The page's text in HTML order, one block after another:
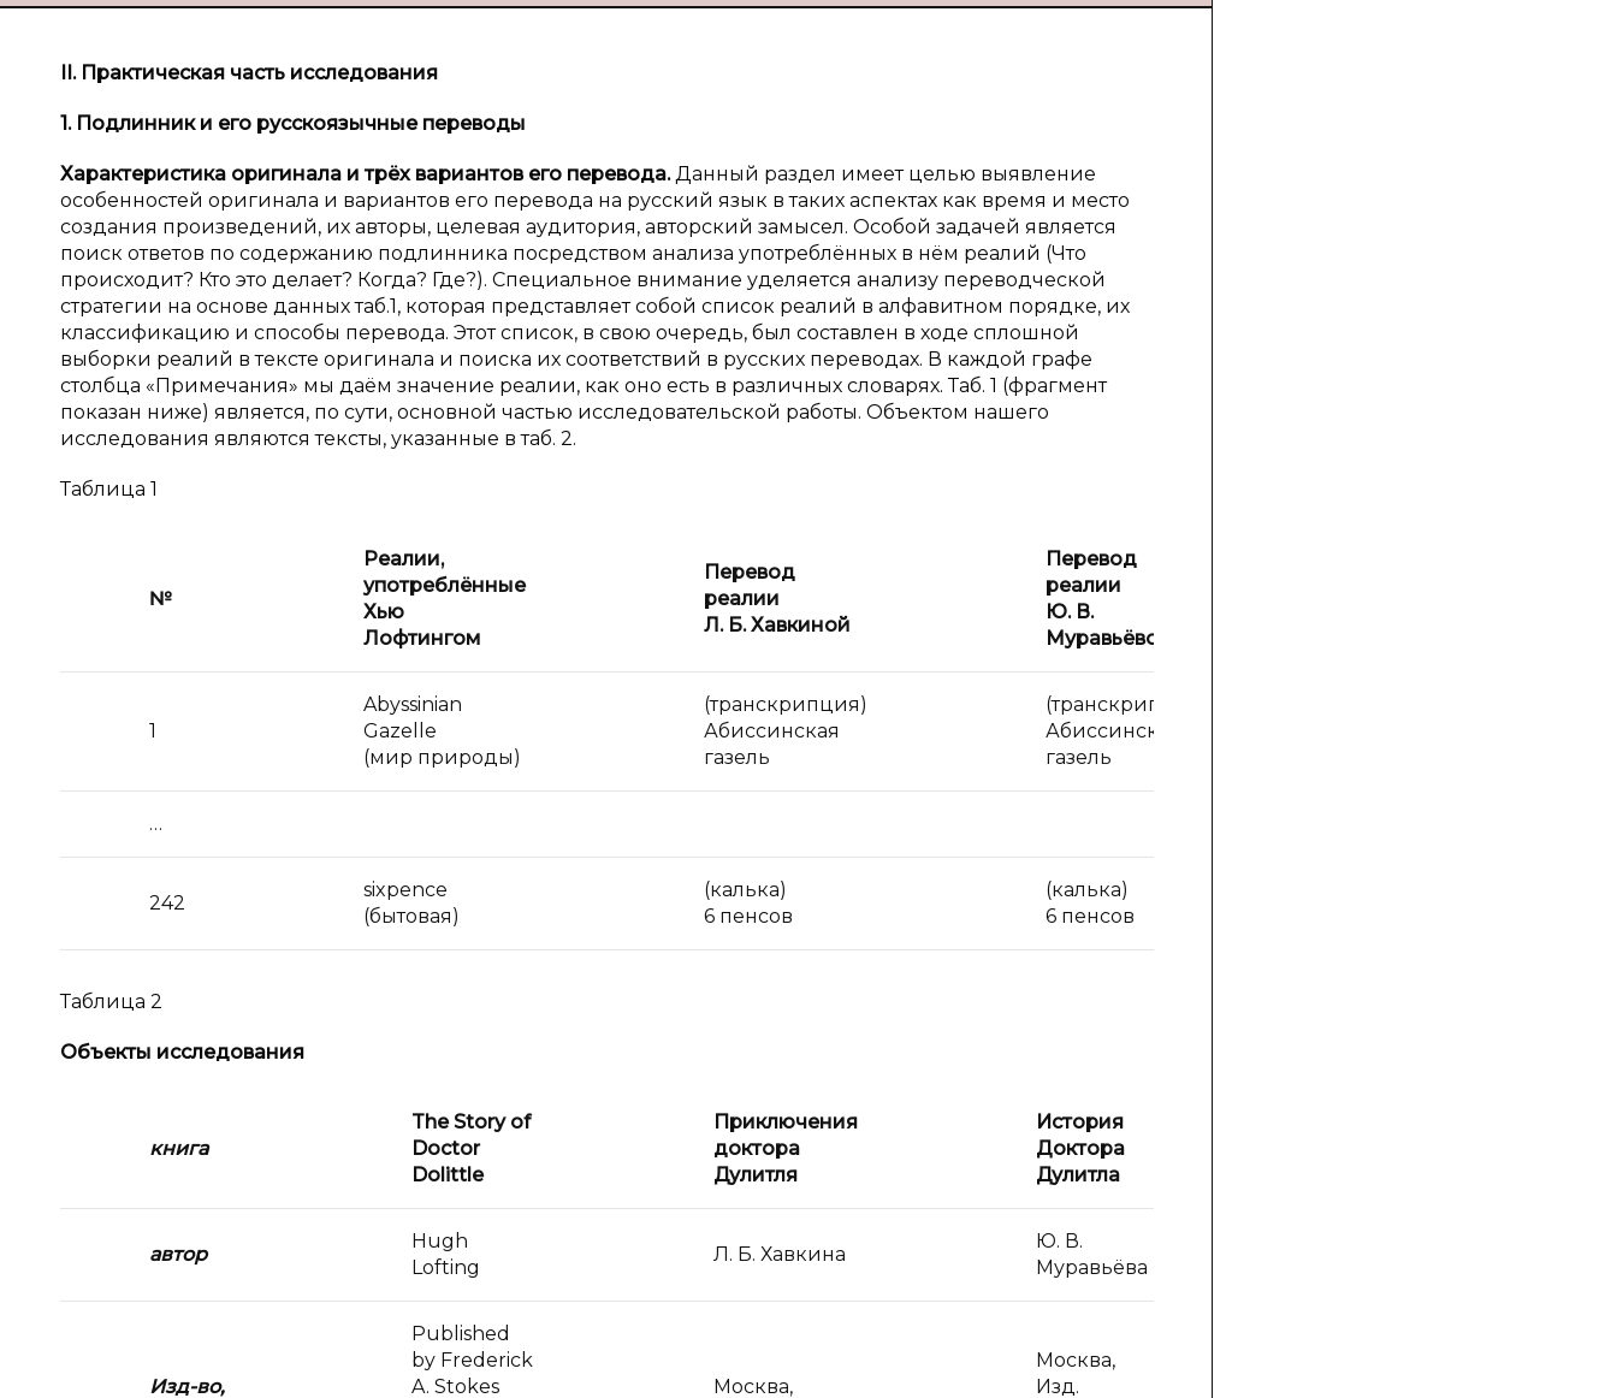
II. Практическая часть исследования
1. Подлинник и его русскоязычные переводы
Характеристика оригинала итрёх вариантов его перевода.Данный раздел имеет целью выявление
особенностей оригинала и вариантов его перевода на русский язык в таких аспектах как время и место
создания произведений, их авторы, целевая аудитория, авторский замысел. Особой задачей является
поиск ответов по содержанию подлинника посредством анализа употреблённых в нём реалий (Что
происходит? Кто это делает? Когда? Где?). Специальное внимание уделяется анализу переводческой
стратегии на основе данных таб.1, которая представляет собой список реалий в алфавитном порядке, их
классификацию и способы перевода. Этот список, в свою очередь, был составлен в ходе сплошной
выборки реалий в тексте оригинала и поиска их соответствий в русских переводах. В каждой графе
столбца «Примечания» мы даём значение реалии, как оно есть в различных словарях. Таб. 1 (фрагмент
показан ниже) является, по сути, основной частью исследовательской работы. Объектом нашего
исследования являются тексты, указанные в таб. 2.
Таблица 1
№
Реалии,
употреблённые
Хью
Лофтингом
Перевод
реалии
Л. Б.Хавкиной
Перевод
реалии
Ю. В.
Муравьёвой
1
Abyssinian
Gazelle
(мир природы)
(транскрипция)
Абиссинская
газель
(транскрипция)
Абиссинская
газель
…
242
sixpence
(бытовая)
(калька)
6 пенсов
(калька)
6 пенсов
Таблица 2
Объекты исследования
книга
The Story of
Doctor
Dolittle
Приключения
доктора
Дулитля
История
Доктора
Дулитла
автор
Hugh
Lofting
Л. Б. Хавкина
Ю. В.
Муравьёва
Изд-во,
Published
by Frederick
A. Stokes
Москва,
Москва,
Изд.